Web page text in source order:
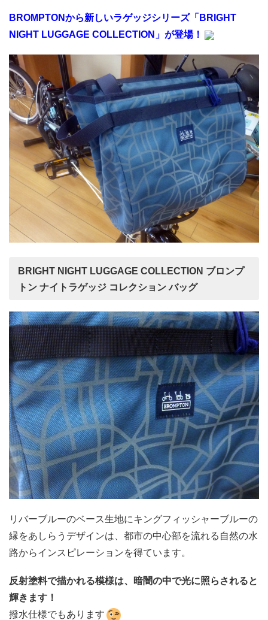
BROMPTONから新しいラゲッジシリーズ「BRIGHT
NIGHT LUGGAGE COLLECTION」が登場！
BRIGHT NIGHT LUGGAGE COLLECTION ブロンプ
トン ナイトラゲッジ コレクション バッグ
リバーブルーのベース生地にキングフィッシャーブルーの
縁をあしらうデザインは、都市の中心部を流れる自然の水
路からインスピレーションを得ています。
反射塗料で描かれる模様は、暗闇の中で光に照らされると
輝きます！
撥水仕様でもあります